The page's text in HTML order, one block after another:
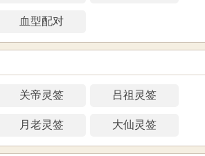
血型配对
关帝灵签 吕祖灵签
月老灵签 大仙灵签